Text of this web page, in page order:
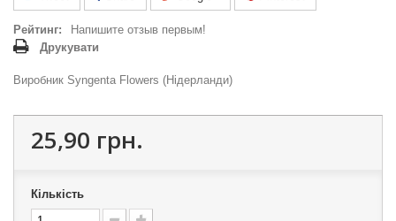
Рейтинг:
Напишите отзыв первым!
Друкувати
Виробник Syngenta Flowers (Нідерланди)
25,90 грн.
Кількість